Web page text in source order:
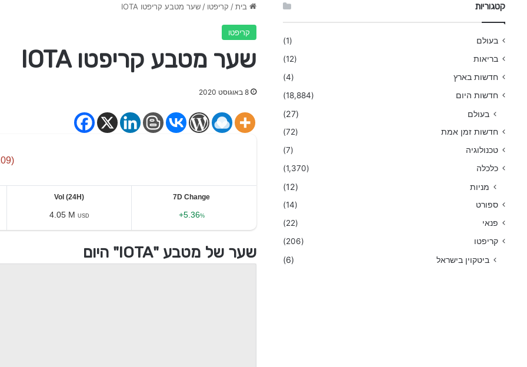
בית / קריפטו / שער מטבע קריפטו IOTA
קריפטו
שער מטבע קריפטו IOTA
8 באוגוסט 2020
Vol (24H)
4.05 M USD
7D Change
+5.36%
שער של מטבע "IOTA" היום
קטגוריות
בעולם
(1)
בריאות
(12)
חדשות בארץ
(4)
חדשות היום
(18,884)
בעולם (27)
חדשות זמן אמת
(72)
טכנולוגיה
(7)
כלכלה
(1,370)
מניות (12)
ספורט
(14)
פנאי
(22)
קריפטו
(206)
ביטקוין בישראל (6)